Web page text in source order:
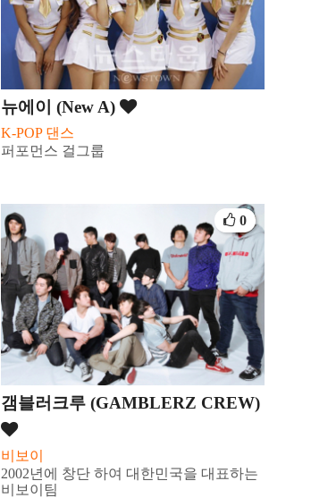
뉴에이 (New A)
K-POP 댄스
퍼포먼스 걸그룹
갬블러크루 (GAMBLERZ CREW)
비보이
2002년에 창단 하여 대한민국을 대표하는
비보이팀
0